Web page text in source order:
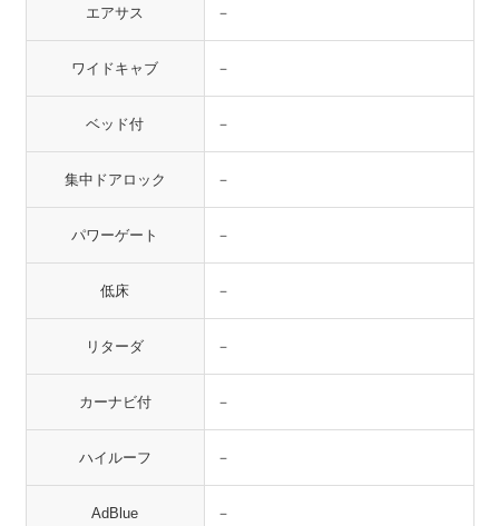
エアサス －
ワイドキャブ －
ベッド付 －
集中ドアロック －
パワーゲート －
低床 －
リターダ －
カーナビ付 －
ハイルーフ －
AdBlue －